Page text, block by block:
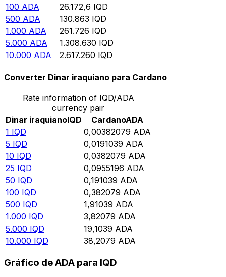
100 ADA 26.172,6 IQD
500 ADA 130.863 IQD
1.000 ADA 261.726 IQD
5.000 ADA 1.308.630 IQD
10.000 ADA 2.617.260 IQD
Converter Dinar iraquiano para Cardano
Rate information of IQD/ADA
currency pair
Dinar iraquianoIQD CardanoADA
1 IQD 0,00382079 ADA
5 IQD 0,0191039 ADA
10 IQD 0,0382079 ADA
25 IQD 0,0955196 ADA
50 IQD 0,191039 ADA
100 IQD 0,382079 ADA
500 IQD 1,91039 ADA
1.000 IQD 3,82079 ADA
5.000 IQD 19,1039 ADA
10.000 IQD 38,2079 ADA
Gráfico de ADA para IQD